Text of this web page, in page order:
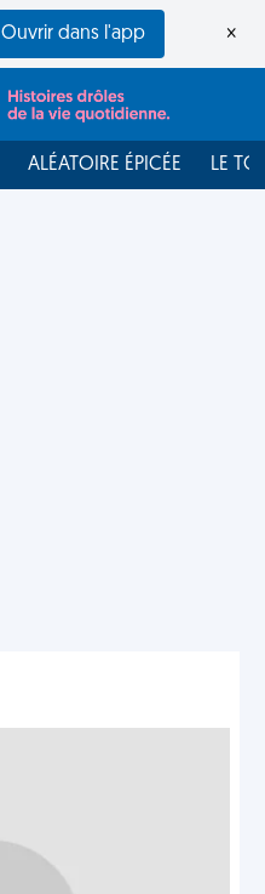
Ouvrir dans l'app ×
ALÉATOIRE ÉPICÉE LE